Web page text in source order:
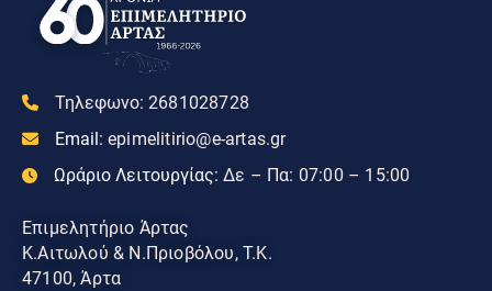
Τηλεφωνο: 2681028728
Email: epimelitirio@e-artas.gr
Ωράριο Λειτουργίας: Δε – Πα: 07:00 – 15:00
Επιμελητήριο Άρτας
Κ.Αιτωλού & Ν.Πριοβόλου, Τ.Κ.
47100, Άρτα